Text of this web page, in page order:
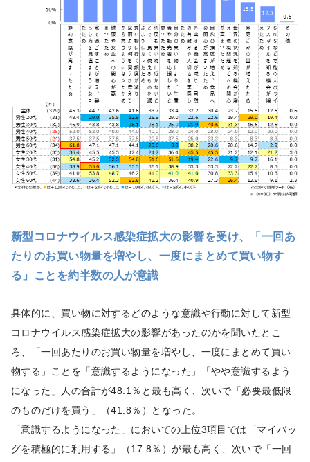
新型コロナウイルス感染症拡大の影響を受け、「一回あ
たりのお買い物量を増やし、一度にまとめて買い物す
る」ことを約半数の人が意識
具体的に、買い物に対するどのような意識や行動に対して新型
コロナウイルス感染症拡大の影響があったのかを聞いたとこ
ろ、「一回あたりのお買い物量を増やし、一度にまとめて買い
物する」ことを「意識するようになった」「やや意識するよう
になった」人の合計が48.1％と最も高く、次いで「必要最低限
のものだけを買う」（41.8％）となった。
「意識するようになった」においての上位3項目では「マイバッ
グを積極的に利用する」（17.8％）が最も高く、次いで「一回